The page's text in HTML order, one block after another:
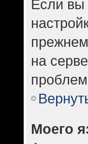
Если вы
на
Моего